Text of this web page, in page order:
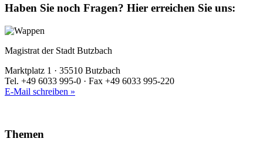
Haben Sie noch Fragen? Hier erreichen Sie uns:
Magistrat der Stadt Butzbach
Marktplatz 1 · 35510 Butzbach
Tel. +49 6033 995-0 · Fax +49 6033 995-220
E-Mail schreiben »
Themen